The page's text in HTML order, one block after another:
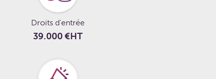
Droits d'entrée
39.000 €HT